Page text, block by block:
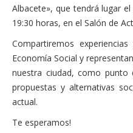
Albacete», que tendrá lugar
19:30 horas, en el Salón de
Compartiremos
Economía Social y
nuestra ciudad, como
propuestas y alternativas
actual.
Te esperamos!